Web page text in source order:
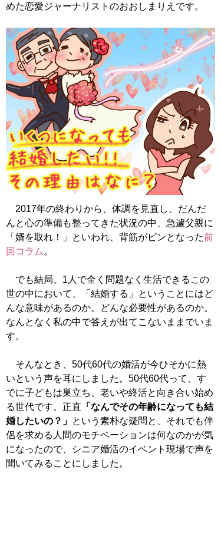
めた恋愛ジャーナリストのおおしまりえです。
2017年の終わりから、体調を見直し、だんだ
んと心の準備も整ってきた状況の中、急遽父親に
「婿を取れ！」といわれ、背筋がピンとなった前
回コラム 。
でも結局、1人で全く問題なく生活できるこの
世の中において、「結婚する」ということにはど
んな意味があるのか。どんな必要性があるのか。
なんとなく私の中で答えが出てこないままでいま
す。
そんなとき、50代60代の婚活が今ひそかに熱
いという声を耳にしました。50代60代って、す
でに子どもは巣立ち、老いや終活と向き合い始め
る世代です。正直 「なんでその年齢になっても結
婚したいの？」 という素朴な疑問と、それでも伴
侶を求める人間のモチベーションは何なのかが気
になったので、シニア婚活のイベント現場で声を
聞いてみることにしました。